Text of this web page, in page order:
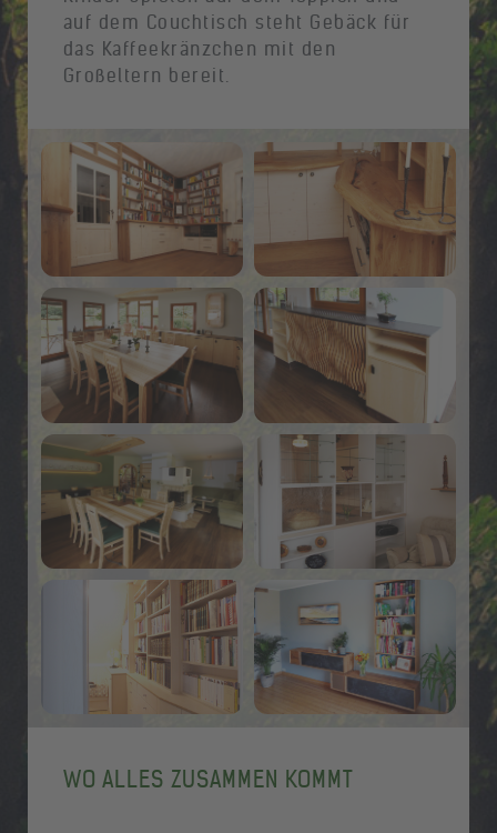
auf dem Couchtisch steht Gebäck für
das Kaffeekränzchen mit den
Großeltern bereit.
WO ALLES ZUSAMMEN KOMMT